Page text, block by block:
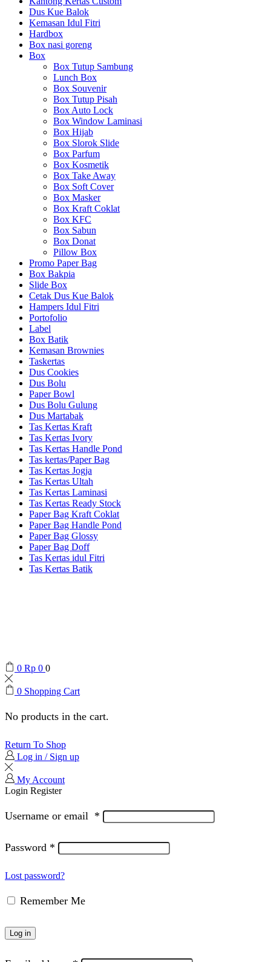
Dus Kue Balok
Kemasan Idul Fitri
Hardbox
Box nasi goreng
Box
Box Tutup Sambung
Lunch Box
Box Souvenir
Box Tutup Pisah
Box Auto Lock
Box Window Laminasi
Box Hijab
Box Slorok Slide
Box Parfum
Box Kosmetik
Box Take Away
Box Soft Cover
Box Masker
Box Kraft Coklat
Box KFC
Box Sabun
Box Donat
Pillow Box
Promo Paper Bag
Box Bakpia
Slide Box
Cetak Dus Kue Balok
Hampers Idul Fitri
Portofolio
Label
Box Batik
Kemasan Brownies
Taskertas
Dus Cookies
Dus Bolu
Paper Bowl
Dus Bolu Gulung
Dus Martabak
Tas Kertas Kraft
Tas Kertas Ivory
Tas Kertas Handle Pond
Tas kertas/Paper Bag
Tas Kertas Jogja
Tas Kertas Ultah
Tas Kertas Laminasi
Tas Kertas Ready Stock
Paper Bag Kraft Coklat
Paper Bag Handle Pond
Paper Bag Glossy
Paper Bag Doff
Tas Kertas idul Fitri
Tas Kertas Batik
0 Rp 0 0
0 Shopping Cart
No products in the cart.
Return To Shop
Log in / Sign up
My Account
Login Register
Username or email *
Password *
Lost password?
Remember Me
Log in